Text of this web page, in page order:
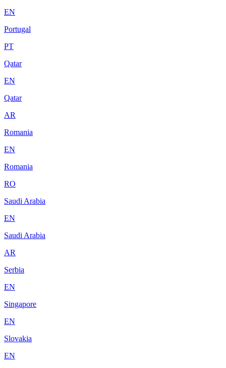
EN
Portugal
PT
Qatar
EN
Qatar
AR
Romania
EN
Romania
RO
Saudi Arabia
EN
Saudi Arabia
AR
Serbia
EN
Singapore
EN
Slovakia
EN